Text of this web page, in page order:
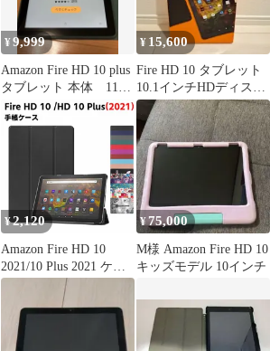
¥9,999
Amazon Fire HD 10 plus
タブレット 本体 11世
代
¥ 15,600
Fire HD 10 タブレット
10.1インチHDディスプ
レイ 64GB
¥2,120
Amazon Fire HD 10
2021/10 Plus 2021 ケー
ス
¥75,000
M様 Amazon Fire HD 10
キッズモデル 10インチ